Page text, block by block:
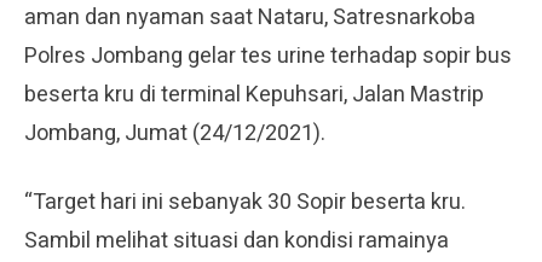
aman dan nyaman saat Nataru, Satresnarkoba
Polres Jombang gelar tes urine terhadap sopir bus
beserta kru di terminal Kepuhsari, Jalan Mastrip
Jombang, Jumat (24/12/2021).
“Target hari ini sebanyak 30 Sopir beserta kru.
Sambil melihat situasi dan kondisi ramainya